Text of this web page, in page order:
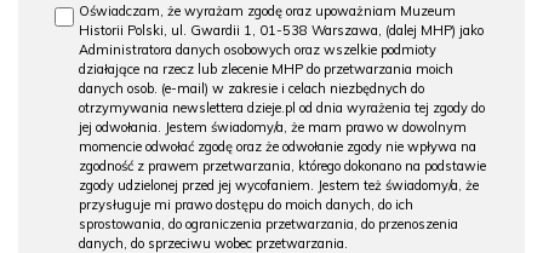
Oświadczam, że wyrażam zgodę oraz upoważniam Muzeum
Historii Polski, ul. Gwardii 1, 01-538 Warszawa, (dalej MHP) jako
Administratora danych osobowych oraz wszelkie podmioty
działające na rzecz lub zlecenie MHP do przetwarzania moich
danych osob. (e-mail) w zakresie i celach niezbędnych do
otrzymywania newslettera dzieje.pl od dnia wyrażenia tej zgody do
jej odwołania. Jestem świadomy/a, że mam prawo w dowolnym
momencie odwołać zgodę oraz że odwołanie zgody nie wpływa na
zgodność z prawem przetwarzania, którego dokonano na podstawie
zgody udzielonej przed jej wycofaniem. Jestem też świadomy/a, że
przysługuje mi prawo dostępu do moich danych, do ich
sprostowania, do ograniczenia przetwarzania, do przenoszenia
danych, do sprzeciwu wobec przetwarzania.